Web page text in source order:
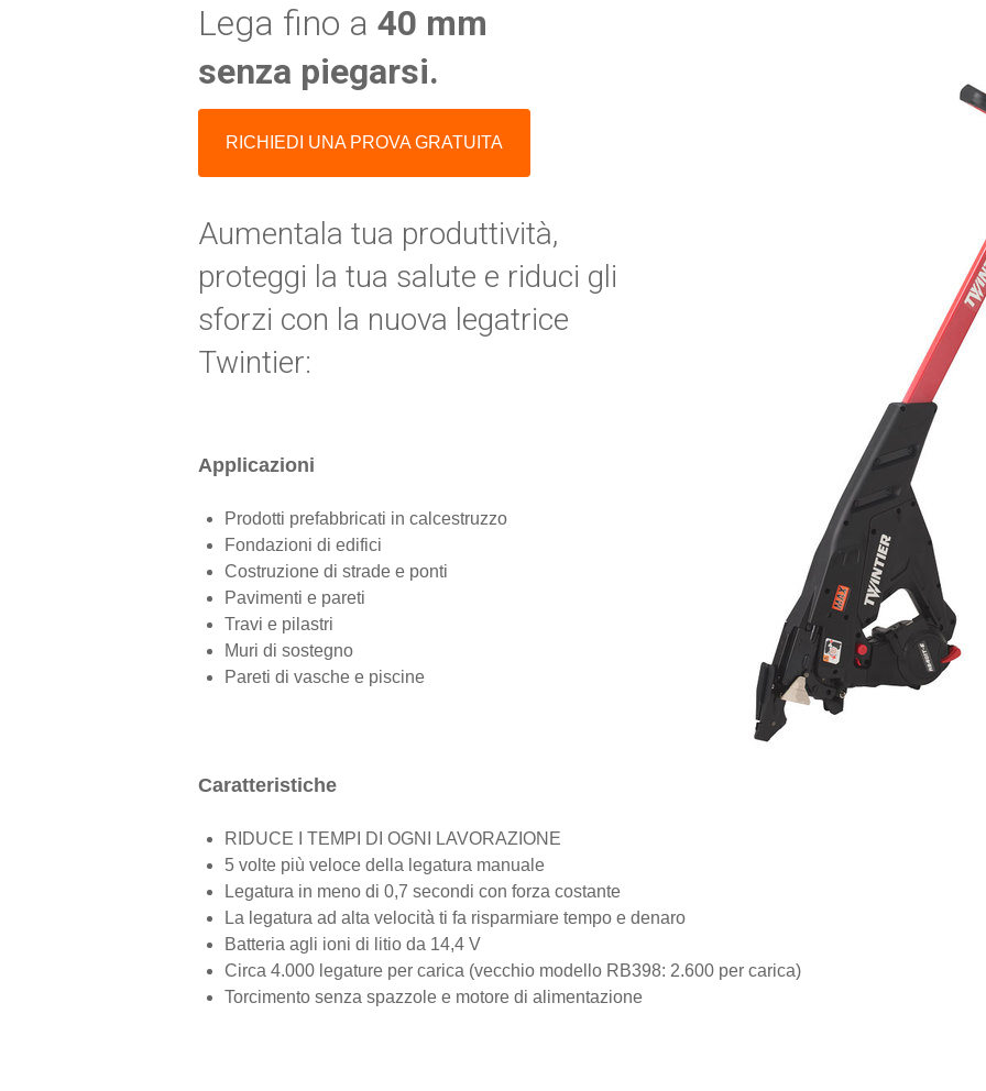
Lega fino a 40 mm
senza piegarsi.
RICHIEDI UNA PROVA GRATUITA
Aumentala tua produttività,
proteggi la tua salute e riduci gli
sforzi con la nuova legatrice
Twintier:
Applicazioni
Prodotti prefabbricati in calcestruzzo
Fondazioni di edifici
Costruzione di strade e ponti
Pavimenti e pareti
Travi e pilastri
Muri di sostegno
Pareti di vasche e piscine
Caratteristiche
RIDUCE I TEMPI DI OGNI LAVORAZIONE
5 volte più veloce della legatura manuale
Legatura in meno di 0,7 secondi con forza costante
La legatura ad alta velocità ti fa risparmiare tempo e denaro
Batteria agli ioni di litio da 14,4 V
Circa 4.000 legature per carica (vecchio modello RB398: 2.600 per carica)
Torcimento senza spazzole e motore di alimentazione